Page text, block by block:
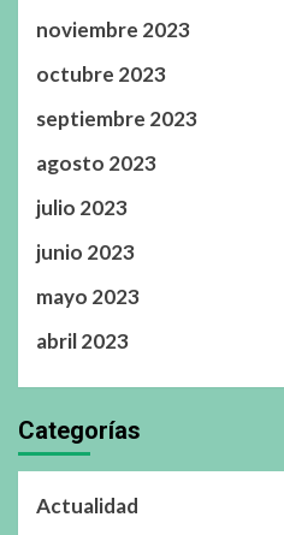
noviembre 2023
octubre 2023
septiembre 2023
agosto 2023
julio 2023
junio 2023
mayo 2023
abril 2023
Categorías
Actualidad